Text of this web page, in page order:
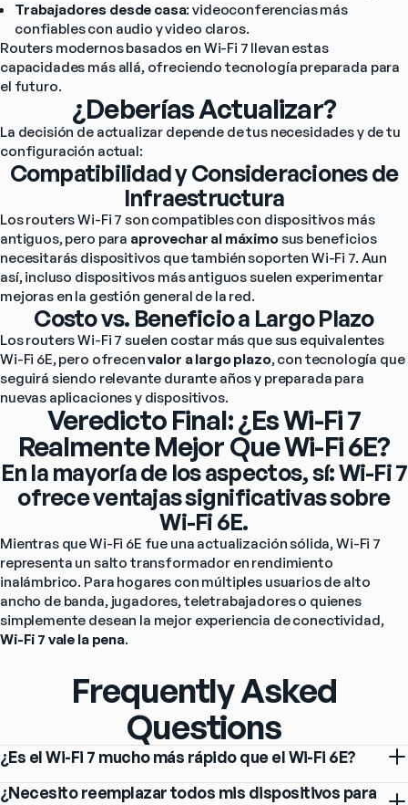
Trabajadores desde casa: videoconferencias más
confiables con audio y video claros.
Routers modernos basados en Wi-Fi 7 llevan estas
capacidades más allá, ofreciendo tecnología preparada para
el futuro.
¿Deberías Actualizar?
La decisión de actualizar depende de tus necesidades y de tu
configuración actual:
Compatibilidad y Consideraciones de
Infraestructura
Los routers Wi-Fi 7 son compatibles con dispositivos más
antiguos, pero para aprovechar al máximo sus beneficios
necesitarás dispositivos que también soporten Wi-Fi 7. Aun
así, incluso dispositivos más antiguos suelen experimentar
mejoras en la gestión general de la red.
Costo vs. Beneficio a Largo Plazo
Los routers Wi-Fi 7 suelen costar más que sus equivalentes
Wi-Fi 6E, pero ofrecen valor a largo plazo, con tecnología que
seguirá siendo relevante durante años y preparada para
nuevas aplicaciones y dispositivos.
Veredicto Final: ¿Es Wi-Fi 7
Realmente Mejor Que Wi-Fi 6E?
En la mayoría de los aspectos, sí: Wi-Fi 7
ofrece ventajas significativas sobre
Wi-Fi 6E.
Mientras que Wi-Fi 6E fue una actualización sólida, Wi-Fi 7
representa un salto transformador en rendimiento
inalámbrico. Para hogares con múltiples usuarios de alto
ancho de banda, jugadores, teletrabajadores o quienes
simplemente desean la mejor experiencia de conectividad,
Wi-Fi 7 vale la pena.
Frequently Asked
Questions
¿Es el Wi-Fi 7 mucho más rápido que el Wi-Fi 6E?
¿Necesito reemplazar todos mis dispositivos para